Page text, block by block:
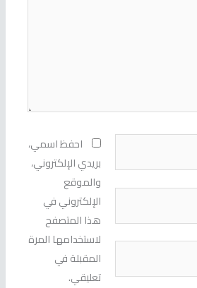
احفظ اسمي،
بريدي الإلكتروني،
والموقع
الإلكتروني في
هذا المتصفح
لاستخدامها المرة
المقبلة في
تعليقي.